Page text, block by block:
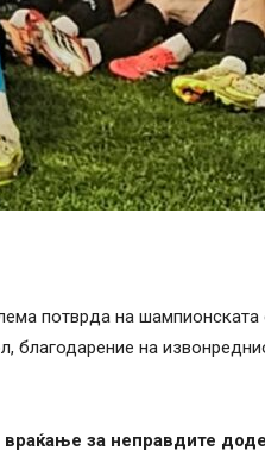
потврда на шампионската
благодарение на
за неправдите